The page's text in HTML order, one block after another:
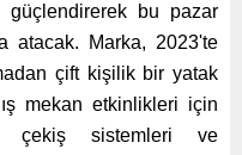
güçlendirerek bu pazar
atacak.
Marka, 2023'te
çift kişilik bir yatak
mekan etkinlikleri için
çekiş sistemleri ve